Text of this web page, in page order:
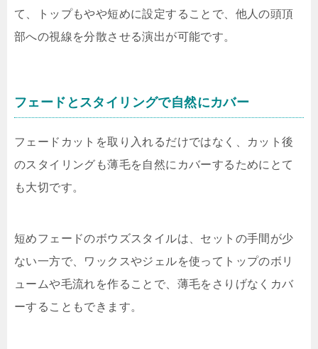
て、トップもやや短めに設定することで、他人の頭頂
部への視線を分散させる演出が可能です。
フェードとスタイリングで自然にカバー
フェードカットを取り入れるだけではなく、カット後
のスタイリングも薄毛を自然にカバーするためにとて
も大切です。
短めフェードのボウズスタイルは、セットの手間が少
ない一方で、ワックスやジェルを使ってトップのボリ
ュームや毛流れを作ることで、薄毛をさりげなくカバ
ーすることもできます。